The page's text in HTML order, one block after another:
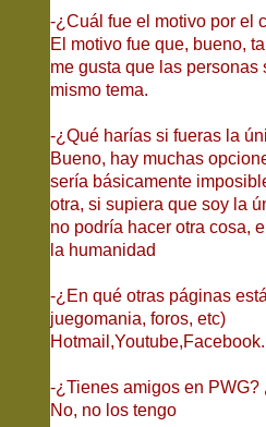
-¿Cuál fue el motivo por el
El motivo fue que, bueno,
me gusta que las
mismo tema.
-¿Qué harías si fueras la
Bueno, hay muchas
sería básicamente
otra, si supiera que soy la
no podría hacer otra cosa,
la humanidad
-¿En qué otras páginas
juegomania, foros, etc)
Hotmail,Youtube,Facebook.
-¿Tienes amigos en
No, no los tengo